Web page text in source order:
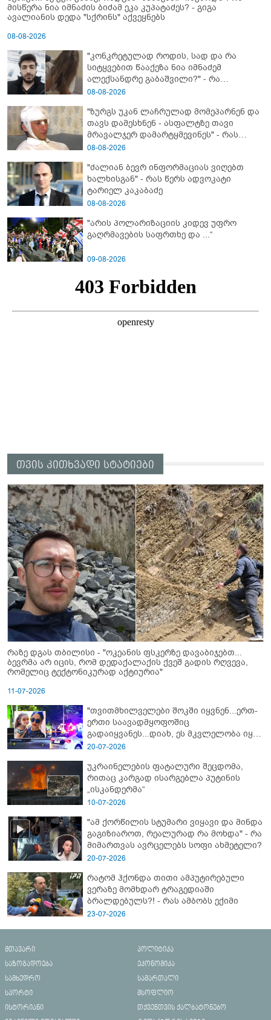
მისწერა ნია იმნაძის ბიძამ ეკა კუპატაძეს? - გიგა
ავალიანის დედა "სქრინს" აქვეყნებს
08-08-2026
"კონკრეტულად როდის, სად და რა
სიტყვებით წააქეზა ნია იმნაძემ
ალექსანდრე გაბაშვილი?" - რა
მიმართვას ავრცელებს ნია იმნაძის
08-08-2026
"ზურგს უკან ლაჩრულად მომეპარნენ და
თავს დამესხნენ - ასფალტზე თავი
მრავალჯერ დამარტყმევინეს" - რას
ჰყვება კურიერი, რომელსაც
გაუსწორდნენ?
08-08-2026
"ძალიან ბევრ ინფორმაციას ვიღებთ
ხალხისგან" - რას წერს ადვოკატი
ტარიელ კაკაბაძე
08-08-2026
"არის პოლარიზაციის კიდევ უფრო
გაღრმავების საფრთხე და ...“
09-08-2026
თვის კითხვადი სტატიები
რაზე დგას თბილისი - "ოკეანის ფსკერზე დავაბიჯებთ...
ბევრმა არ იცის, რომ დედაქალაქის ქვეშ გადის რღვევა,
რომელიც ტექტონიკურად აქტიურია"
11-07-2026
"თვითმხილველები შოკში იყვნენ...ერთ-
ერთი საავადმყოფოშიც
გადაიყვანეს...დიახ, ეს მკვლელობა იყო"
- გორში დატრიალებული ტრაგედიის
20-07-2026
უკრაინელების ფატალური შეცდომა,
რითაც კარგად ისარგებლა პუტინის
„ისკანდერმა“
10-07-2026
"ამ ქორწილის სტუმარი ვიყავი და მინდა
გაგიზიაროთ, რეალურად რა მოხდა" - რა
მიმართვას ავრცელებს სოფი ახმეტელი?
20-07-2026
რატომ ჰქონდა თითი ამპუტირებული
ვერაზე მომხდარ ტრაგედიაში
ბრალდებულს?! - რას ამბობს ექიმი
23-07-2026
მთავარი
პოლიტიკა
საზოგადოება
ეკონომიკა
სამხედრო
სამართალი
სპორტი
მსოფლიო
ისტორიანი
თქვენთვის ქალბატონებო